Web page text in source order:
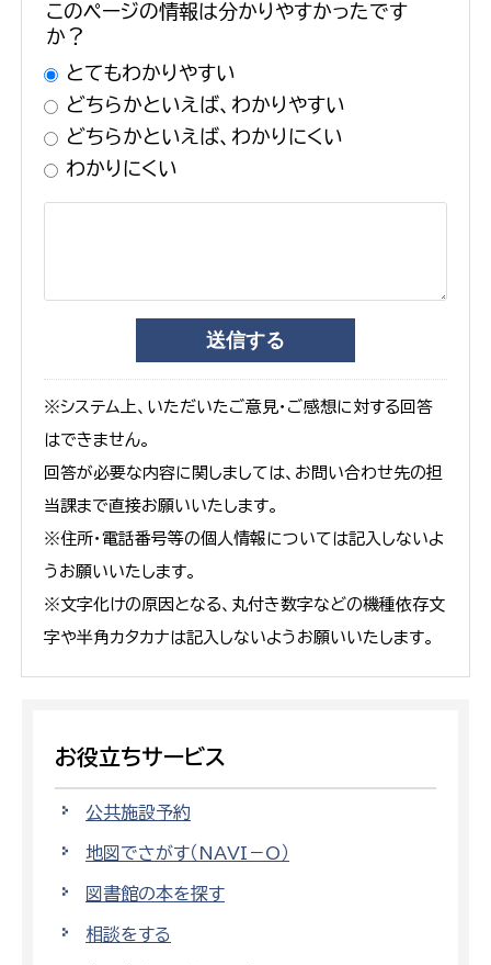
このページの情報は分かりやすかったです
か？
とてもわかりやすい
どちらかといえば、わかりやすい
どちらかといえば、わかりにくい
わかりにくい
※システム上、いただいたご意見・ご感想に対する回答
はできません。
回答が必要な内容に関しましては、お問い合わせ先の担
当課まで直接お願いいたします。
※住所・電話番号等の個人情報については記入しないよ
うお願いいたします。
※文字化けの原因となる、丸付き数字などの機種依存文
字や半角カタカナは記入しないようお願いいたします。
お役立ちサービス
公共施設予約
地図でさがす（NAVI－O）
図書館の本を探す
相談をする